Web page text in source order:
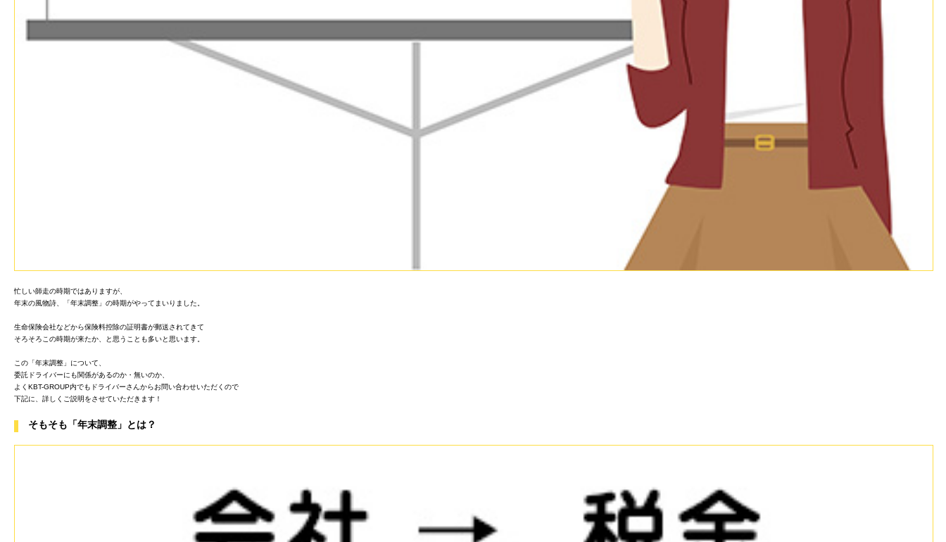
忙しい師走の時期ではありますが、
年末の風物詩、「年末調整」の時期がやってまいりました。
生命保険会社などから保険料控除の証明書が郵送されてきて
そろそろこの時期が来たか、と思うことも多いと思います。
この「年末調整」について、
委託ドライバーにも関係があるのか・無いのか、
よくKBT-GROUP内でもドライバーさんからお問い合わせいただくので
下記に、詳しくご説明をさせていただきます！
そもそも「年末調整」とは？